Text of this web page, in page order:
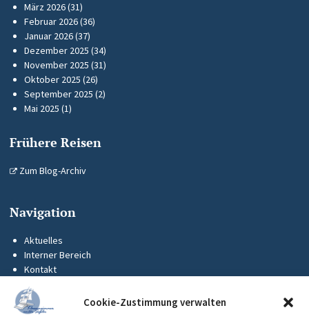
Cookie-Zustimmung verwalten
März 2026(31)
Februar 2026(36)
Januar 2026(37)
Dezember 2025 (34)
November 2025 (31)
Oktober 2025 (26)
September 2025 (2)
Mai 2025 (1)
Frühere Reisen
Zum Blog-Archiv
Navigation
Aktuelles
Interner Bereich
Kontakt
Impressum
Datenschutz